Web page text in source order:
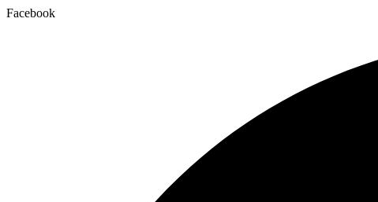
Facebook